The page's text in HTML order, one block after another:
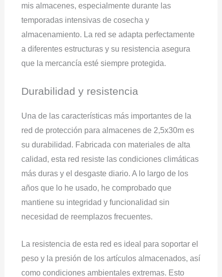
mis almacenes, especialmente durante las
temporadas intensivas de cosecha y
almacenamiento. La red se adapta perfectamente
a diferentes estructuras y su resistencia asegura
que la mercancía esté siempre protegida.
Durabilidad y resistencia
Una de las características más importantes de la
red de protección para almacenes de 2,5x30m es
su durabilidad. Fabricada con materiales de alta
calidad, esta red resiste las condiciones climáticas
más duras y el desgaste diario. A lo largo de los
años que lo he usado, he comprobado que
mantiene su integridad y funcionalidad sin
necesidad de reemplazos frecuentes.
La resistencia de esta red es ideal para soportar el
peso y la presión de los artículos almacenados, así
como condiciones ambientales extremas. Esto